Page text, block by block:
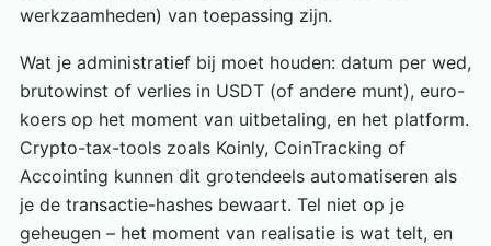
werkzaamheden) van toepassing zijn.
Wat je administratief bij moet houden: datum per wed,
brutowinst of verlies in USDT (of andere munt), euro-
koers op het moment van uitbetaling, en het platform.
Crypto-tax-tools zoals Koinly, CoinTracking of
Accointing kunnen dit grotendeels automatiseren als
je de transactie-hashes bewaart. Tel niet op je
geheugen – het moment van realisatie is wat telt, en